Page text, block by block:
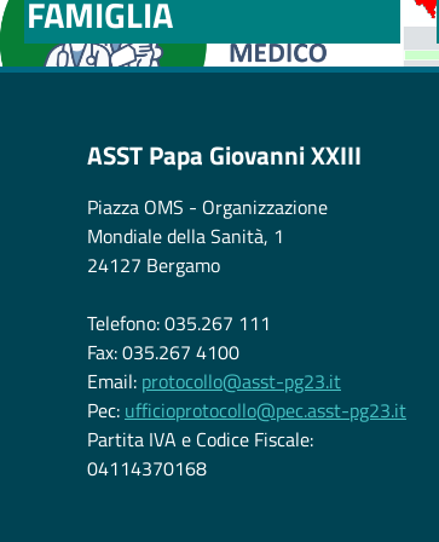
FAMIGLIA
ASST Papa Giovanni XXIII
Piazza OMS - Organizzazione
Mondiale della Sanità, 1
24127 Bergamo
Telefono: 035.267 111
Fax: 035.267 4100
Email: protocollo@asst-pg23.it
Pec: ufficioprotocollo@pec.asst-pg23.it
Partita IVA e Codice Fiscale:
04114370168